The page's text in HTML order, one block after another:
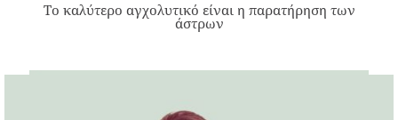
Το καλύτερο αγχολυτικό είναι η παρατήρηση των
άστρων